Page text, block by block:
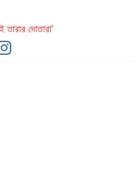
তারার দোতারা’
গল্প
উদযাপন